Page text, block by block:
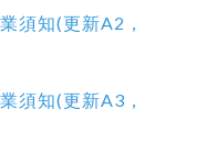
須知(更新A2，
須知(更新A3，